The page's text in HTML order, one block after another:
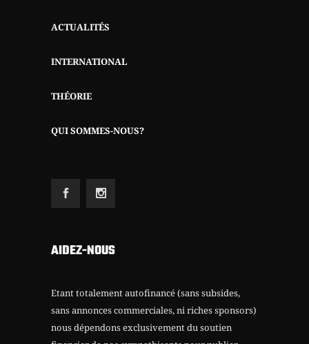
ACTUALITÉS
INTERNATIONAL
THÉORIE
QUI SOMMES-NOUS?
AIDEZ-NOUS
Etant totalement autofinancé (sans subsides,
sans annonces commerciales, ni riches sponsors)
nous dépendons exclusivement du soutien